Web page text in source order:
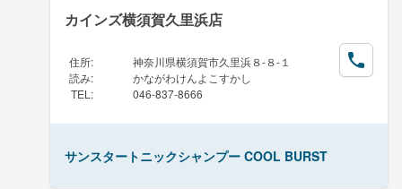
カインズ横須賀久里浜店
住所:
神奈川県横須賀市久里浜８-８-１
読み:
かながわけんよこすかし
TEL : 046-837-8666
サンスタートニックシャンプー COOL BURST